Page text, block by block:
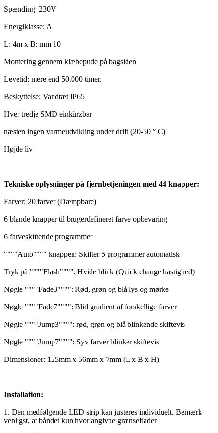
Spænding: 230V
Energiklasse: A
L: 4m x B: mm 10
Montering gennem klæbepude på bagsiden
Levetid: mere end 50.000 timer.
Beskyttelse: Vandtæt IP65
Hver tredje SMD einkürzbar
næsten ingen varmeudvikling under drift (20-50 ° C)
Højde liv
Tekniske oplysninger på fjernbetjeningen med 44 knapper:
Farver: 20 farver (Dæmpbare)
6 blande knapper til brugerdefineret farve opbevaring
6 farveskiftende programmer
""""Auto"""" knappen: Skifter 5 programmer automatisk
Tryk på """"Flash"""": Hvide blink (Quick change hastighed)
Nøgle """"Fade3"""": Rød, grøn og blå lys og mørke
Nøgle """"Fade7"""": Blid gradient af forskellige farver
Nøgle """"Jump3"""": rød, grøn og blå blinkende skiftevis
Nøgle """"Jump7"""": Syv farver blinker skiftevis
Dimensioner: 125mm x 56mm x 7mm (L x B x H)
Installation:
1. Den medfølgende LED strip kan justeres individuelt. Bemærk
venligst, at båndet kun hvor angivne grænseflader